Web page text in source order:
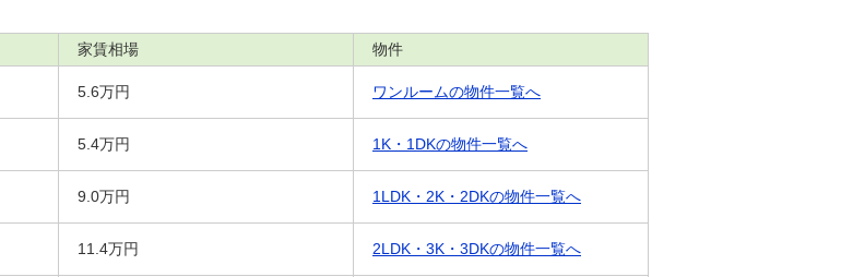
家賃相場 物件
5.6万円 ワンルームの物件一覧へ
5.4万円 1K・1DKの物件一覧へ
9.0万円 1LDK・2K・2DKの物件一覧へ
11.4万円 2LDK・3K・3DKの物件一覧へ